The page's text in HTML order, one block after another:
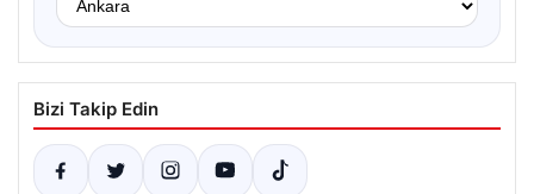
Bizi Takip Edin